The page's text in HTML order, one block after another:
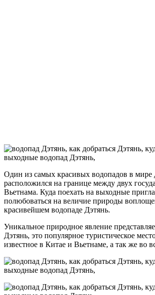
Один из самых красивых водопадов в мире
расположился на границе между двух
Вьетнама. Куда поехать на выходные
полюбоваться на величие природы
красивейшем водопаде Дэтянь.
Уникальное природное явление
Дэтянь, это популярное туристическое
известное в Китае и Вьетнаме, а так же во